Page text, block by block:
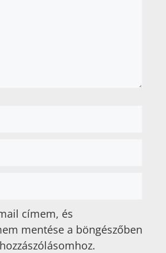
címem, és
mentése a böngészőben